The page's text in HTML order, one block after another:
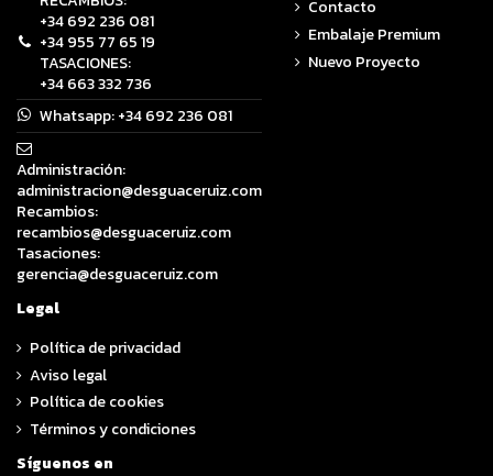
+34 692 236 081
+34 955 77 65 19
TASACIONES:
+34 663 332 736
Whatsapp:+34 692 236 081
Administración:
administracion@desguaceruiz.com
Recambios:
recambios@desguaceruiz.com
Tasaciones:
gerencia@desguaceruiz.com
Contacto
Embalaje Premium
Nuevo Proyecto
Legal
Política de privacidad
Aviso legal
Política de cookies
Términos y condiciones
Síguenos en